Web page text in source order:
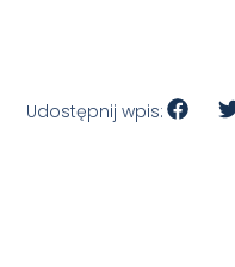
Udostępnij wpis: